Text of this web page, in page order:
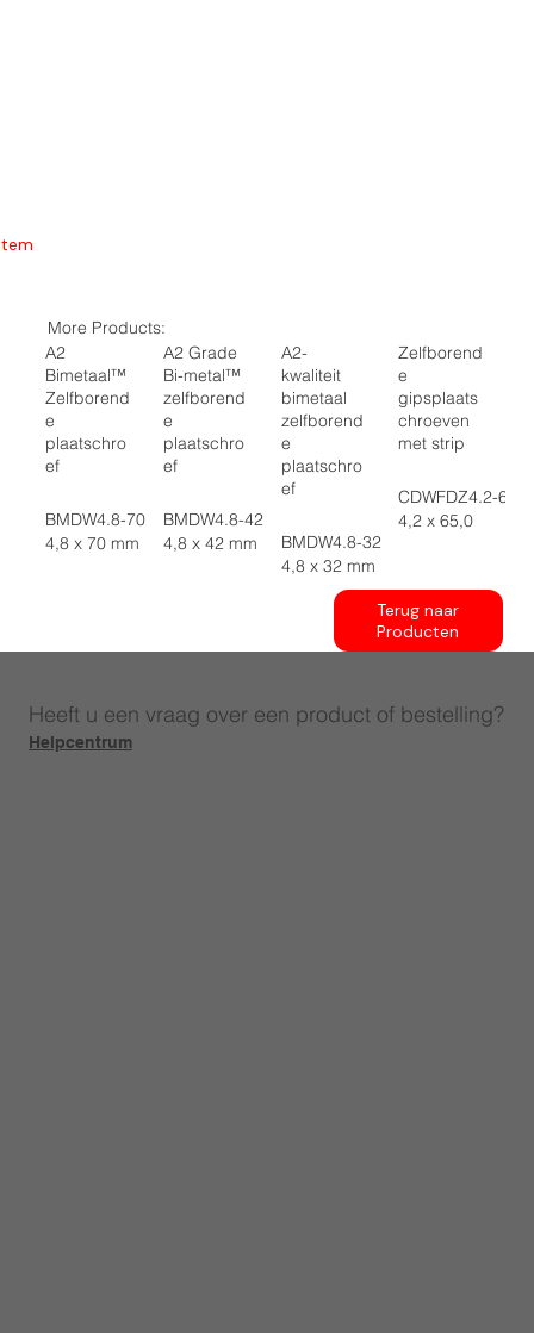
More Products:
A2
Bimetaal™
Zelfborend
e
plaatschro
ef
BMDW4.8-70
4,8 x 70 mm
A2 Grade
Bi-metal™
zelfborend
e
plaatschro
ef
BMDW4.8-42
4,8 x 42 mm
A2-
kwaliteit
bimetaal
zelfborend
e
plaatschro
ef
BMDW4.8-32
4,8 x 32 mm
Zelfborend
e
gipsplaats
chroeven
met strip
CDWFDZ4.2-65
4,2 x 65,0
Terug naar
Producten
Heeft u een vraag over een product of bestelling?
Helpcentrum